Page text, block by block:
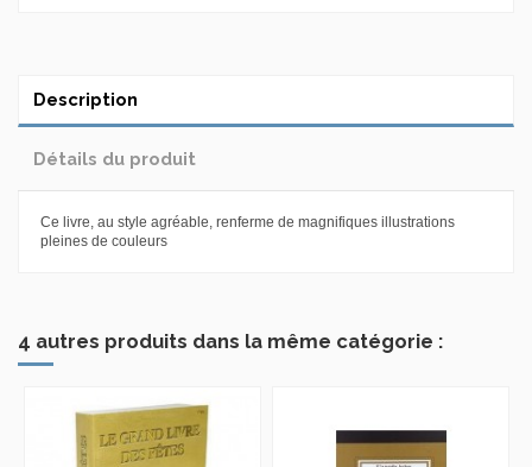
Description
Détails du produit
Ce livre, au style agréable, renferme de magnifiques illustrations
pleines de couleurs
4 autres produits dans la même catégorie :